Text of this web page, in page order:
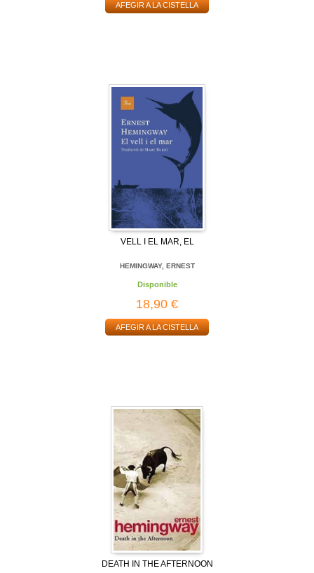
AFEGIR A LA CISTELLA
VELL I EL MAR, EL
HEMINGWAY, ERNEST
Disponible
18,90 €
AFEGIR A LA CISTELLA
DEATH IN THE AFTERNOON